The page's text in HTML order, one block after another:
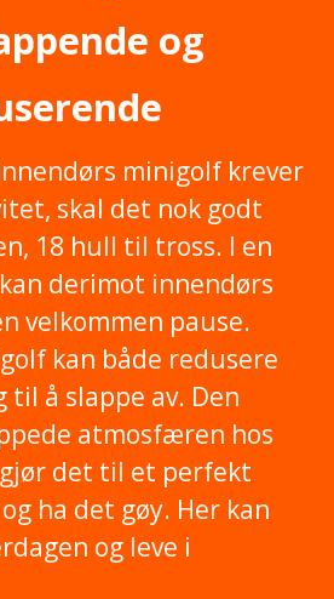
og
minigolf krever
skal det nok godt
18 hull til tross. I en
derimot innendørs
velkommen pause.
kan både redusere
til å slappe av. Den
atmosfæren hos
det til et perfekt
ha det gøy. Her kan
og leve i